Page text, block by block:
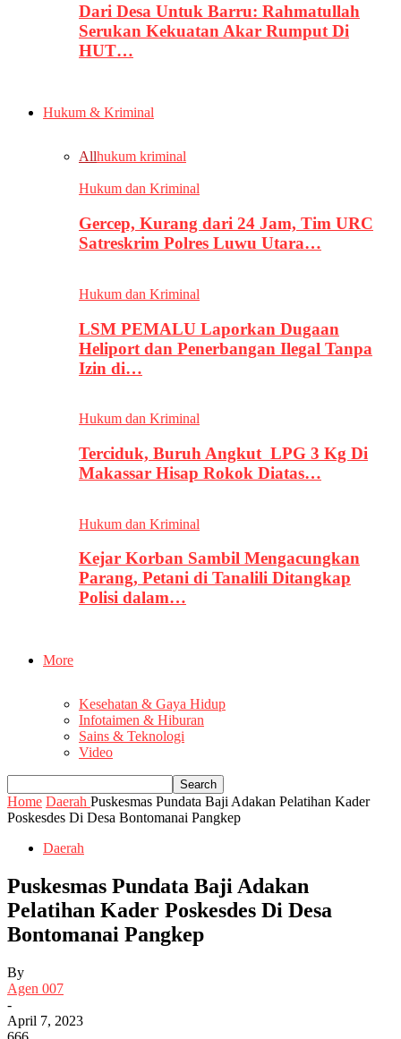
Dari Desa Untuk Barru: Rahmatullah
Serukan Kekuatan Akar Rumput Di
HUT…
Hukum & Kriminal
Allhukum kriminal
Hukum dan Kriminal
Gercep, Kurang dari 24 Jam, Tim URC
Satreskrim Polres Luwu Utara…
Hukum dan Kriminal
LSM PEMALU Laporkan Dugaan
Heliport dan Penerbangan Ilegal Tanpa
Izin di…
Hukum dan Kriminal
Terciduk, Buruh Angkut LPG 3 Kg Di
Makassar Hisap Rokok Diatas…
Hukum dan Kriminal
Kejar Korban Sambil Mengacungkan
Parang, Petani di Tanalili Ditangkap
Polisi dalam…
More
Kesehatan & Gaya Hidup
Infotaimen & Hiburan
Sains & Teknologi
Video
Home Daerah Puskesmas Pundata Baji Adakan Pelatihan Kader
Poskesdes Di Desa Bontomanai Pangkep
Daerah
Puskesmas Pundata Baji Adakan
Pelatihan Kader Poskesdes Di Desa
Bontomanai Pangkep
By
Agen 007
-
April 7, 2023